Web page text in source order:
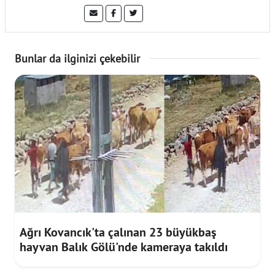
Bunlar da ilginizi çekebilir
Ağrı Kovancık'ta çalınan 23 büyükbaş
hayvan Balık Gölü'nde kameraya takıldı